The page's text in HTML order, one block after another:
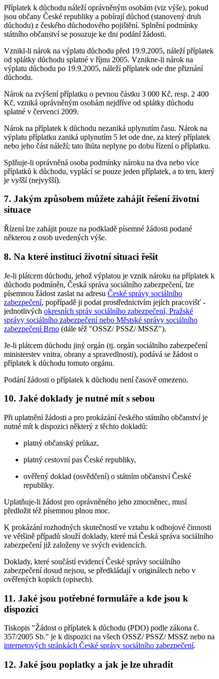
Příplatek k důchodu náleží oprávněným osobám (viz výše), pokud
jsou občany České republiky a pobírají důchod (stanovený druh
důchodu) z českého důchodového pojištění. Splnění podmínky
státního občanství se posuzuje ke dni podání žádosti.
Vznikl-li nárok na výplatu důchodu před 19.9.2005, náleží příplatek
od splátky důchodu splatné v říjnu 2005. Vznikne-li nárok na
výplatu důchodu po 19.9.2005, náleží příplatek ode dne přiznání
důchodu.
Nárok na zvýšení příplatku o pevnou částku 3 000 Kč, resp. 2 400
Kč, vzniká oprávněným osobám nejdříve od splátky důchodu
splatné v červenci 2009.
Nárok na příplatek k důchodu nezaniká uplynutím času. Nárok na
výplatu příplatku zaniká uplynutím 5 let ode dne, za který příplatek
nebo jeho část náleží; tato lhůta neplyne po dobu řízení o příplatku.
Splňuje-li oprávněná osoba podmínky nároku na dva nebo více
příplatků k důchodu, vyplácí se pouze jeden příplatek, a to ten, který
je vyšší (nejvyšší).
7. Jakým způsobem můžete zahájit řešení životní
situace
Řízení lze zahájit pouze na podkladě písemné žádosti podané
některou z osob uvedených výše.
8. Na které instituci životní situaci řešit
Je-li plátcem důchodu, jehož výplatou je vznik nároku na příplatek k
důchodu podmíněn, Česká správa sociálního zabezpečení, lze
písemnou žádost zaslat na adresu České správy sociálního
zabezpečení, popřípadě ji podat prostřednictvím jejích pracovišť -
jednotlivých okresních správ sociálního zabezpečení, Pražské
správy sociálního zabezpečení nebo Městské správy sociálního
zabezpečení Brno (dále též "OSSZ/ PSSZ/ MSSZ").
Je-li plátcem důchodu jiný orgán (tj. orgán sociálního zabezpečení
ministerstev vnitra, obrany a spravedlnosti), podává se žádost o
příplatek k důchodu tomuto orgánu.
Podání žádosti o příplatek k důchodu není časově omezeno.
10. Jaké doklady je nutné mít s sebou
Při uplatnění žádosti a pro prokázání českého státního občanství je
nutné mít k dispozici některý z těchto dokladů:
platný občanský průkaz,
platný cestovní pas České republiky,
ověřený doklad (osvědčení) o státním občanství České
republiky.
Uplatňuje-li žádost pro oprávněného jeho zmocněnec, musí
předložit též písemnou plnou moc.
K prokázání rozhodných skutečností ve vztahu k odbojové činnosti
ve většině případů slouží doklady, které má Česká správa sociálního
zabezpečení již založeny ve svých evidencích.
Doklady, které součástí evidencí České správy sociálního
zabezpečení dosud nejsou, se předkládají v originálech nebo v
ověřených kopiích (opisech).
11. Jaké jsou potřebné formuláře a kde jsou k
dispozici
Tiskopis "Žádost o příplatek k důchodu (PDO) podle zákona č.
357/2005 Sb." je k dispozici na všech OSSZ/ PSSZ/ MSSZ nebo na
internetových stránkách České správy sociálního zabezpečení.
12. Jaké jsou poplatky a jak je lze uhradit